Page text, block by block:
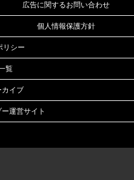
広告に関するお問い合わせ
個人情報保護方針
リシー
覧
カイブ
運営サイト